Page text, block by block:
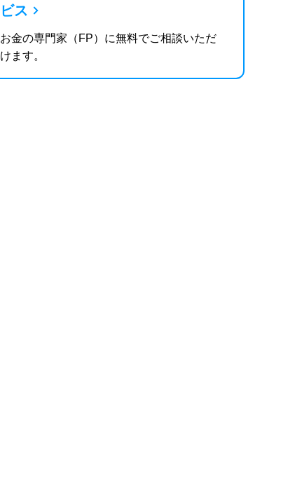
ビス
お金の専門家（FP）に無料でご相談いただ
けます。